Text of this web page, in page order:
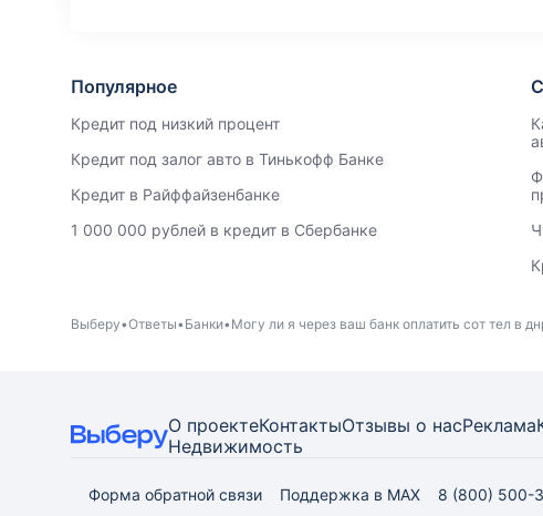
Популярное
Кредит под низкий процент
Кредит под залог авто в Тинькофф Банке
Кредит в Райффайзенбанке
1 000 000 рублей в кредит в Сбербанке
Выберу Ответы Банки Могу ли я через ваш банк оплатить сот тел в
О проектеКонтактыОтзывы о насРеклама
Недвижимость
Форма обратной связи Поддержка в MAX 8 (800) 500-